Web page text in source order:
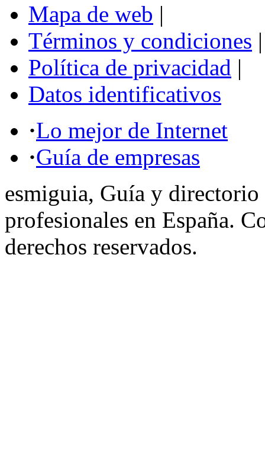
Mapa de web |
Términos y condiciones |
Política de privacidad |
Datos identificativos
·Lo mejor de Internet
·Guía de empresas
esmiguia, Guía y directorio
profesionales en España.
derechos reservados.